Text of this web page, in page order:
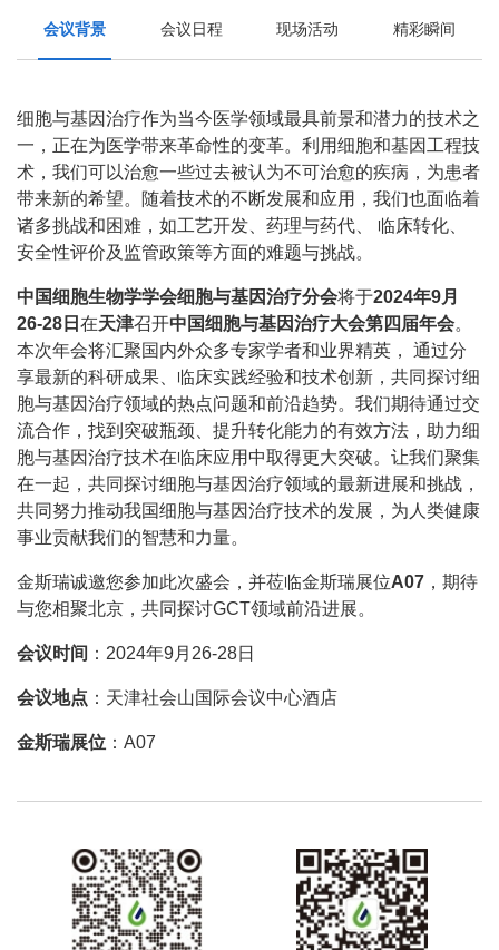
会议背景 会议日程 现场活动 精彩瞬间
细胞与基因治疗作为当今医学领域最具前景和潜力的技术之
一，正在为医学带来革命性的变革。利用细胞和基因工程技
术，我们可以治愈一些过去被认为不可治愈的疾病，为患者
带来新的希望。随着技术的不断发展和应用，我们也面临着
诸多挑战和困难，如工艺开发、药理与药代、 临床转化、
安全性评价及监管政策等方面的难题与挑战。
中国细胞生物学学会细胞与基因治疗分会将于2024年9月
26-28日 在天津召开中国细胞与基因治疗大会第四届年会。
本次年会将汇聚国内外众多专家学者和业界精英， 通过分
享最新的科研成果、临床实践经验和技术创新，共同探讨细
胞与基因治疗领域的热点问题和前沿趋势。我们期待通过交
流合作，找到突破瓶颈、提升转化能力的有效方法，助力细
胞与基因治疗技术在临床应用中取得更大突破。让我们聚集
在一起，共同探讨细胞与基因治疗领域的最新进展和挑战，
共同努力推动我国细胞与基因治疗技术的发展，为人类健康
事业贡献我们的智慧和力量。
金斯瑞诚邀您参加此次盛会，并莅临金斯瑞展位A07 ，期待
与您相聚北京，共同探讨GCT领域前沿进展。
会议时间 ：2024年9月26-28日
会议地点 ：天津社会山国际会议中心酒店
金斯瑞展位 ：A07